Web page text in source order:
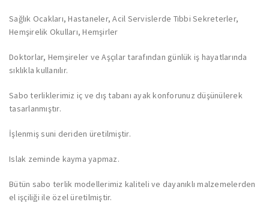
Sağlık Ocakları, Hastaneler, Acil Servislerde Tıbbi Sekreterler,
Hemşirelik Okulları, Hemşirler
Doktorlar, Hemşireler ve Aşçılar tarafından günlük iş hayatlarında
sıklıkla kullanılır.
Sabo terliklerimiz iç ve dış tabanı ayak konforunuz düşünülerek
tasarlanmıştır.
İşlenmiş suni deriden üretilmiştir.
Islak zeminde kayma yapmaz.
Bütün sabo terlik modellerimiz kaliteli ve dayanıklı malzemelerden
el işçiliği ile özel üretilmiştir.